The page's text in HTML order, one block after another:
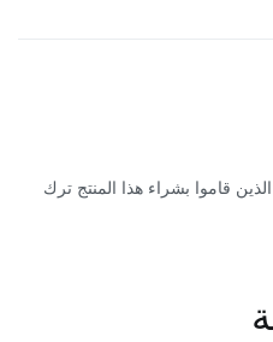
قاموا بشراء هذا المنتج ترك